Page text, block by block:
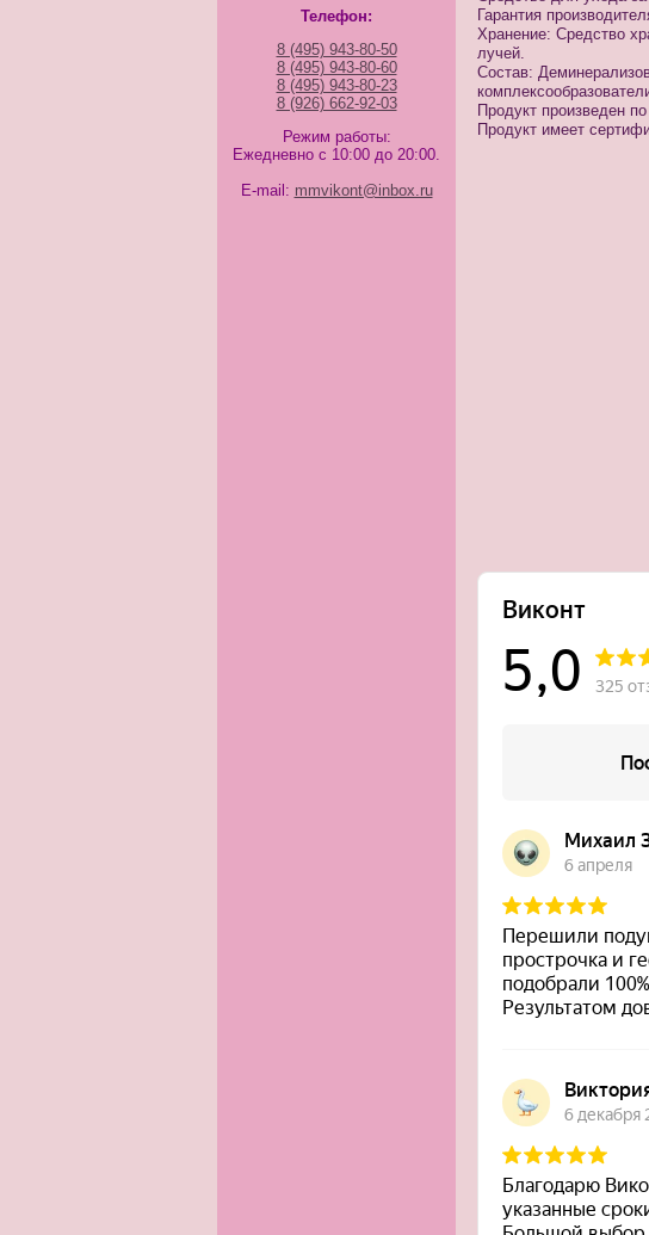
Телефон:
8 (495) 943-80-50
8 (495) 943-80-60
8 (495) 943-80-23
8 (926) 662-92-03
Режим работы:
Ежедневно с 10:00 до 20:00.
E-mail: mmvikont@inbox.ru
Гарантия
Хранение: Средство
лучей.
Состав:
Продукт произведен
Продукт имеет